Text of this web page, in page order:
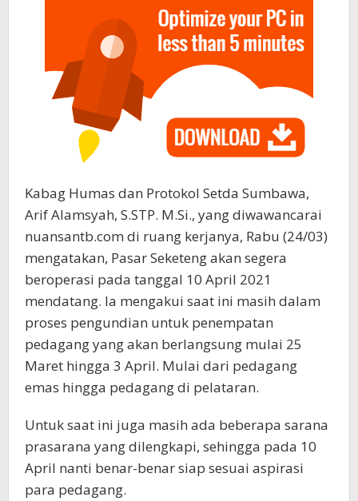
Kabag Humas dan Protokol Setda Sumbawa,
Arif Alamsyah, S.STP. M.Si., yang diwawancarai
nuansantb.com di ruang kerjanya, Rabu (24/03)
mengatakan, Pasar Seketeng akan segera
beroperasi pada tanggal 10 April 2021
mendatang. Ia mengakui saat ini masih dalam
proses pengundian untuk penempatan
pedagang yang akan berlangsung mulai 25
Maret hingga 3 April. Mulai dari pedagang
emas hingga pedagang di pelataran.
Untuk saat ini juga masih ada beberapa sarana
prasarana yang dilengkapi, sehingga pada 10
April nanti benar-benar siap sesuai aspirasi
para pedagang.